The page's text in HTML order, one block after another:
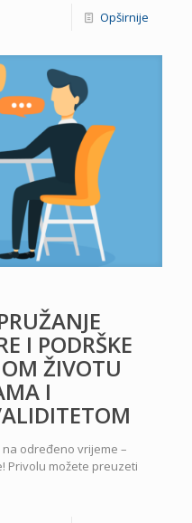
Opširnije
I PODRŠKE
ŽIVOTU
I
određeno vrijeme –
Privolu možete preuzeti